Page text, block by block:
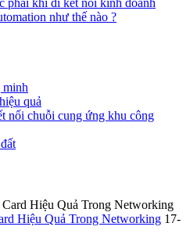
như thế nào ?
minh
quả
nối chuỗi cung ứng khu công
Hiệu Quả Trong Networking 17-